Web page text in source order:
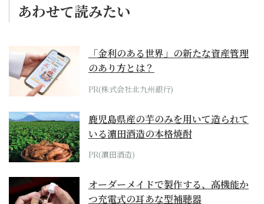
あわせて読みたい
「金利のある世界」の新たな資産管理
のあり方とは？
PR(株式会社北九州銀行)
鹿児島県産の芋のみを用いて造られて
いる濵田酒造の本格焼酎
PR(濵田酒造)
オーダーメイドで製作する、高機能か
つ充電式の耳あな型補聴器